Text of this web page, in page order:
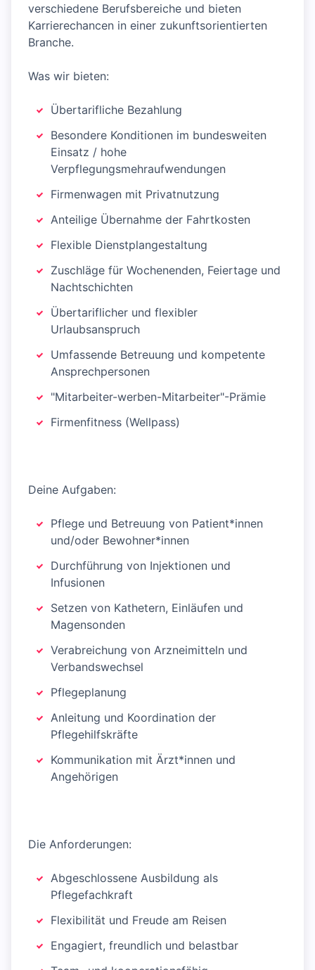
verschiedene Berufsbereiche und bieten
Karrierechancen in einer zukunftsorientierten
Branche.
Was wir bieten:
Übertarifliche Bezahlung
Besondere Konditionen im bundesweiten
Einsatz / hohe
Verpflegungsmehraufwendungen
Firmenwagen mit Privatnutzung
Anteilige Übernahme der Fahrtkosten
Flexible Dienstplangestaltung
Zuschläge für Wochenenden, Feiertage und
Nachtschichten
Übertariflicher und flexibler
Urlaubsanspruch
Umfassende Betreuung und kompetente
Ansprechpersonen
"Mitarbeiter-werben-Mitarbeiter"-Prämie
Firmenfitness (Wellpass)
Deine Aufgaben:
Pflege und Betreuung von Patient*innen
und/oder Bewohner*innen
Durchführung von Injektionen und
Infusionen
Setzen von Kathetern, Einläufen und
Magensonden
Verabreichung von Arzneimitteln und
Verbandswechsel
Pflegeplanung
Anleitung und Koordination der
Pflegehilfskräfte
Kommunikation mit Ärzt*innen und
Angehörigen
Die Anforderungen:
Abgeschlossene Ausbildung als
Pflegefachkraft
Flexibilität und Freude am Reisen
Engagiert, freundlich und belastbar